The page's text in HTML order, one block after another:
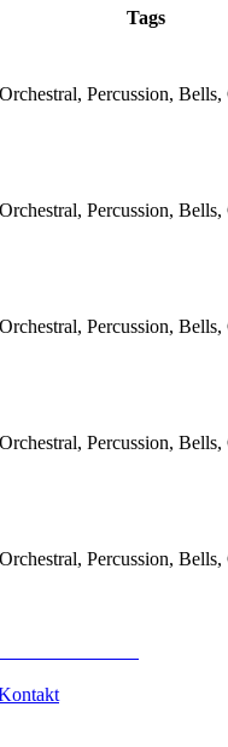
Tags
Percussion,
Percussion,
Percussion,
Percussion,
Percussion,